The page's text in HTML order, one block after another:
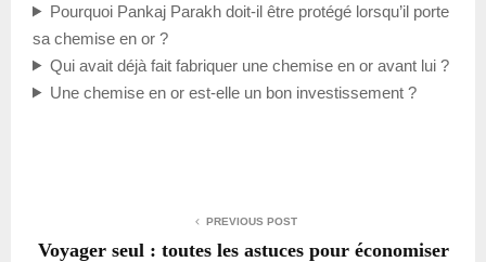
Pourquoi Pankaj Parakh doit-il être protégé lorsqu’il porte
sa chemise en or ?
Qui avait déjà fait fabriquer une chemise en or avant lui ?
Une chemise en or est-elle un bon investissement ?
PREVIOUS POST
Voyager seul : toutes les astuces pour économiser